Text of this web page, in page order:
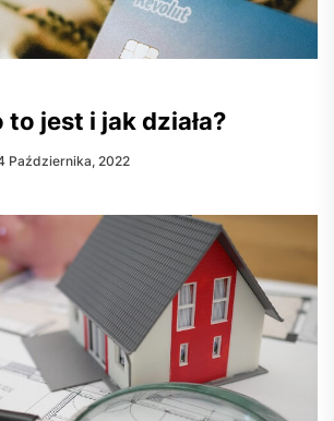
to jest i jak działa?
Października, 2022